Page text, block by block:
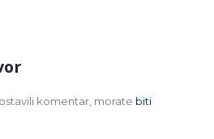
komentar, morate biti